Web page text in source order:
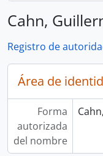
Cahn,
Registro de
Área de
Forma
autorizada
del nombre